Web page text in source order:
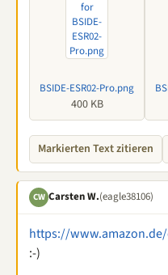
BSIDE-ESR02-Pro.png
400 KB
Markierten Text zitieren
CW Carsten W.(eagle38106)
https://www.amazon.de/
:-)